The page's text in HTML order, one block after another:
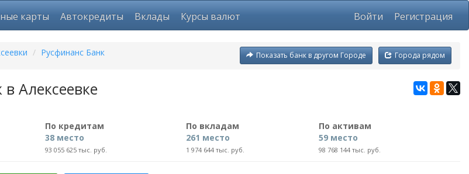
карты Автокредиты Вклады Курсы валют Войти Регистрация
Города рядом
Показать банк в другом Городе
/ Русфинанс Банк
Алексеевке
По кредитам По вкладам
По активам
38 место
93 055 625 тыс. руб.
261 место
1 974 644 тыс. руб.
59 место
98 768 144 тыс. руб.